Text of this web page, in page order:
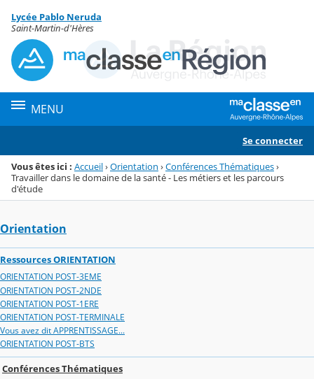
Menu de la rubrique
Contenu
Lycée Pablo Neruda
Saint-Martin-d'Hères
MENU
Se connecter
Vous êtes ici : Accueil›Orientation ›Conférences Thématiques›
Travailler dans le domaine de la santé - Les métiers et les parcours
d'étude
Orientation
Ressources ORIENTATION
ORIENTATION POST-3EME
ORIENTATION POST-2NDE
ORIENTATION POST-1ERE
ORIENTATION POST-TERMINALE
Vous avez dit APPRENTISSAGE...
ORIENTATION POST-BTS
Conférences Thématiques